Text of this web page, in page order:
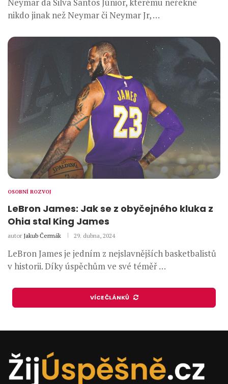
Neymar da Silva Santos Júnior, kterému neřekne
nikdo jinak než Neymar či Neymar Jr, …
OSOBNÍ ROZVOJ
LeBron James: Jak se z obyčejného kluka z
Ohia stal King James
autor Jakub Čermák 29. dubna, 2024
LeBron James je jedním z nejslavnějších basketbalistů
v historii. Díky úspěchům ve své téměř …
VÍCE ČLÁNKŮ